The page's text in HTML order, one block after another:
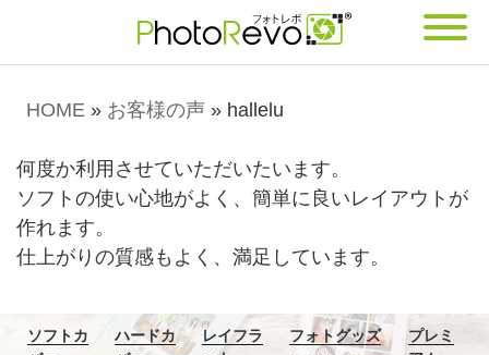
HOME » お客様の声 » hallelu
何度か利用させていただいたいます。
ソフトの使い心地がよく、簡単に良いレイアウトが
作れます。
仕上がりの質感もよく、満足しています。
ソフトカ
ハードカ
レイフラ
フォトグッズ
プレミ